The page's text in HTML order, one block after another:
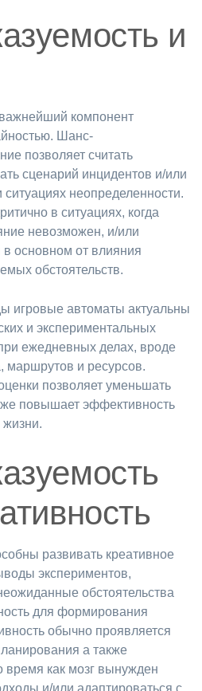
и
компонент
Шанс-
позволяет считать
сценарий инцидентов и/или
неопределенности.
в ситуациях, когда
невозможен, и/или
основном от влияния
обстоятельств.
игровые автоматы актуальны
и экспериментальных
ежедневных делах, вроде
маршрутов и ресурсов.
позволяет уменьшать
повышает эффективность
развивать креативное
экспериментов,
обстоятельства
для формирования
обычно проявляется
а также
время как мозг вынужден
и/или адаптироваться с